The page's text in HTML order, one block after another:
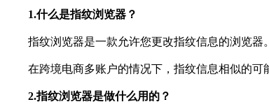
1.什么是指纹浏览器？
指纹浏览器是一款允许您更改指纹信息的浏览器
在跨境电商多账户的情况下，指纹信息相似的可
2.指纹浏览器是做什么用的？